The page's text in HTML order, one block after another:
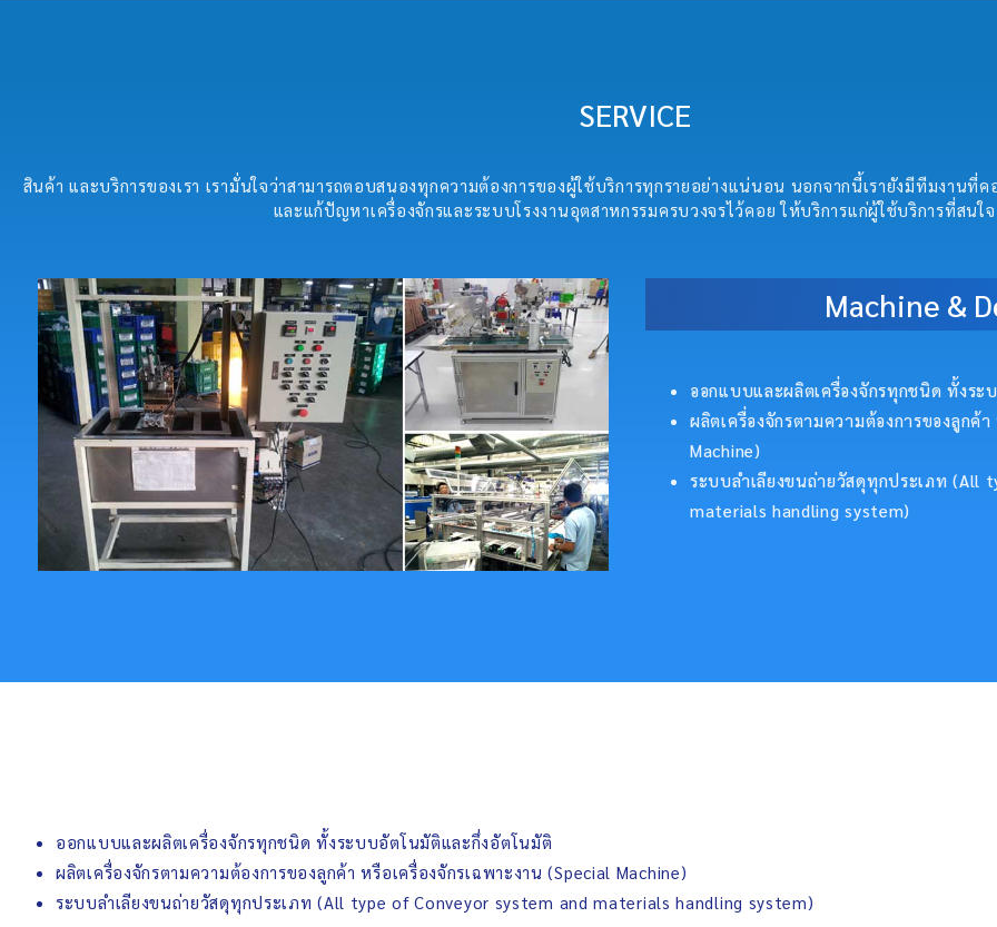
SERVICE
สินค้า และบริการของเรา เรามั่นใจว่าสามารถตอบสนองทุกความต้องการของผู้ใช้บริการทุกรายอย่างแน่นอน นอกจากนี้เรายังมีทีมงานที่
และแก้ปัญหาเครื่องจักรและระบบโรงงานอุตสาหกรรมครบวงจรไว้คอย ให้บริการแก่ผู้ใช้บริการที่สนใจ
Machine &
ออกแบบและผลิตเครื่องจักรทุกชนิด ทั้งระ
ผลิตเครื่องจักรตามความต้องการของลูกค้
Machine)
ระบบลำเลียงขนถ่ายวัสดุทุกประเภท (All
materials handling system)
ออกแบบและผลิตเครื่องจักรทุกชนิด ทั้งระบบอัตโนมัติและกึ่งอัตโนมัติ
ผลิตเครื่องจักรตามความต้องการของลูกค้า หรือเครื่องจักรเฉพาะงาน (Special Machine)
ระบบลำเลียงขนถ่ายวัสดุทุกประเภท (All type of Conveyor system and materials handling system)